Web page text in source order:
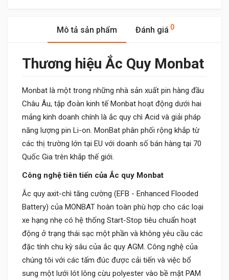
Mô tả sản phẩm Đánh giá 0
Thương hiệu Ắc Quy Monbat
Monbat là một trong những nhà sản xuất pin hàng đầu
Châu Âu, tập đoàn kinh tế Monbat hoạt động dưới hai
mảng kinh doanh chính là ắc quy chì Acid và giải pháp
năng lượng pin Li-on. MonBat phân phối rộng khắp từ
các thị trường lớn tại EU với doanh số bán hàng tại 70
Quốc Gia trên khắp thế giới.
Công nghệ tiên tiến của Ắc quy Monbat
Ắc quy axit-chì tăng cường (EFB - Enhanced Flooded
Battery) của MONBAT hoàn toàn phù hợp cho các loại
xe hạng nhẹ có hệ thống Start-Stop tiêu chuẩn hoạt
động ở trạng thái sạc một phần và không yêu cầu các
đặc tính chu kỳ sâu của ắc quy AGM. Công nghệ của
chúng tôi với các tấm đúc được cải tiến và việc bổ
sung một lưới lót lông cừu polyester vào bề mặt PAM